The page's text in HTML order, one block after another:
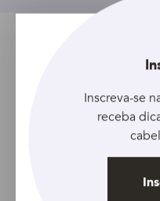
Tópicos
Artigo anterior
Inscreva-se
receba